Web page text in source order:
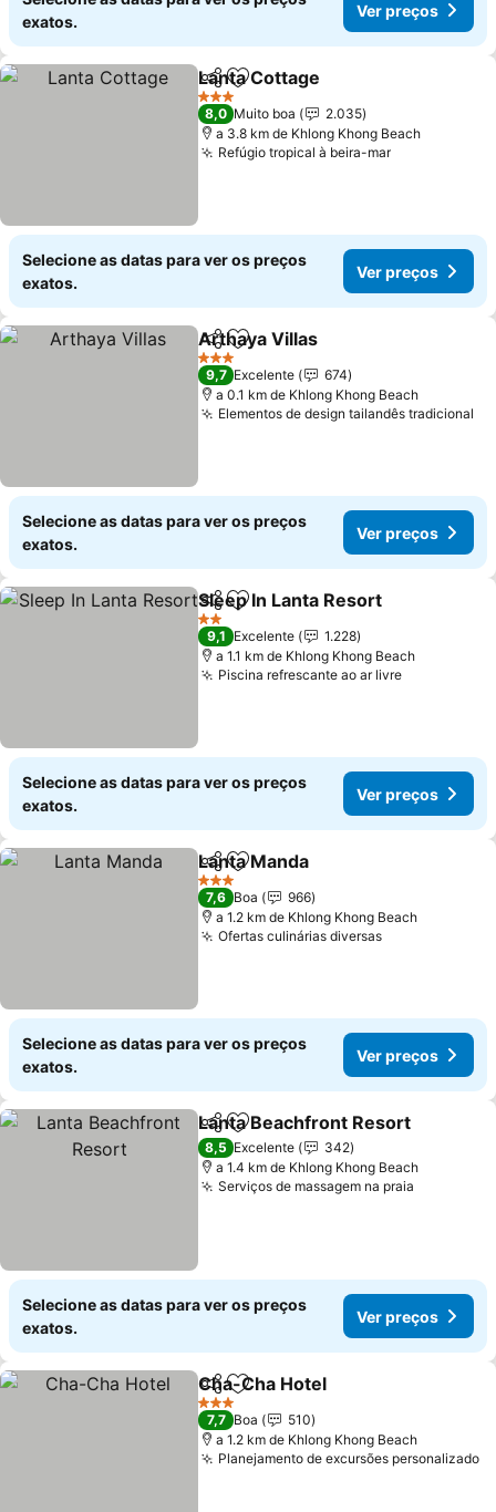
exatos.
Ver preços
PartilharAdicionar aos favoritos
Lanta Cottage
3 Estrelas
8,0 Muito boa
2.035
a 3.8 km de Khlong Khong Beach
Refúgio tropical à beira-marVer preços
Selecione as datas para ver os preços
exatos.
Ver preços
PartilharAdicionar aos favoritos
Arthaya Villas
3 Estrelas
9,7 Excelente
674
a 0.1 km de Khlong Khong Beach
Elementos de design tailandês tradicional
Selecione as datas para ver os preços
exatos.
Ver preços
PartilharAdicionar aos favoritos
Sleep In Lanta Resort
2 Estrelas
9,1 Excelente
1.228
a 1.1 km de Khlong Khong Beach
Piscina refrescante ao ar livreVer preços
Selecione as datas para ver os preços
exatos.
Ver preços
PartilharAdicionar aos favoritos
Lanta Manda
3 Estrelas
7,6 Boa
966
a 1.2 km de Khlong Khong Beach
Ofertas culinárias diversasVer preços
Selecione as datas para ver os preços
exatos.
Ver preços
PartilharAdicionar aos favoritos
Lanta Beachfront Resort
8,5 Excelente
342
a 1.4 km de Khlong Khong Beach
Serviços de massagem na praia
Selecione as datas para ver os preços
exatos.
Ver preços
PartilharAdicionar aos favoritos
Cha-Cha Hotel
3 Estrelas
7,7 Boa
510
a 1.2 km de Khlong Khong Beach
Planejamento de excursões personalizado